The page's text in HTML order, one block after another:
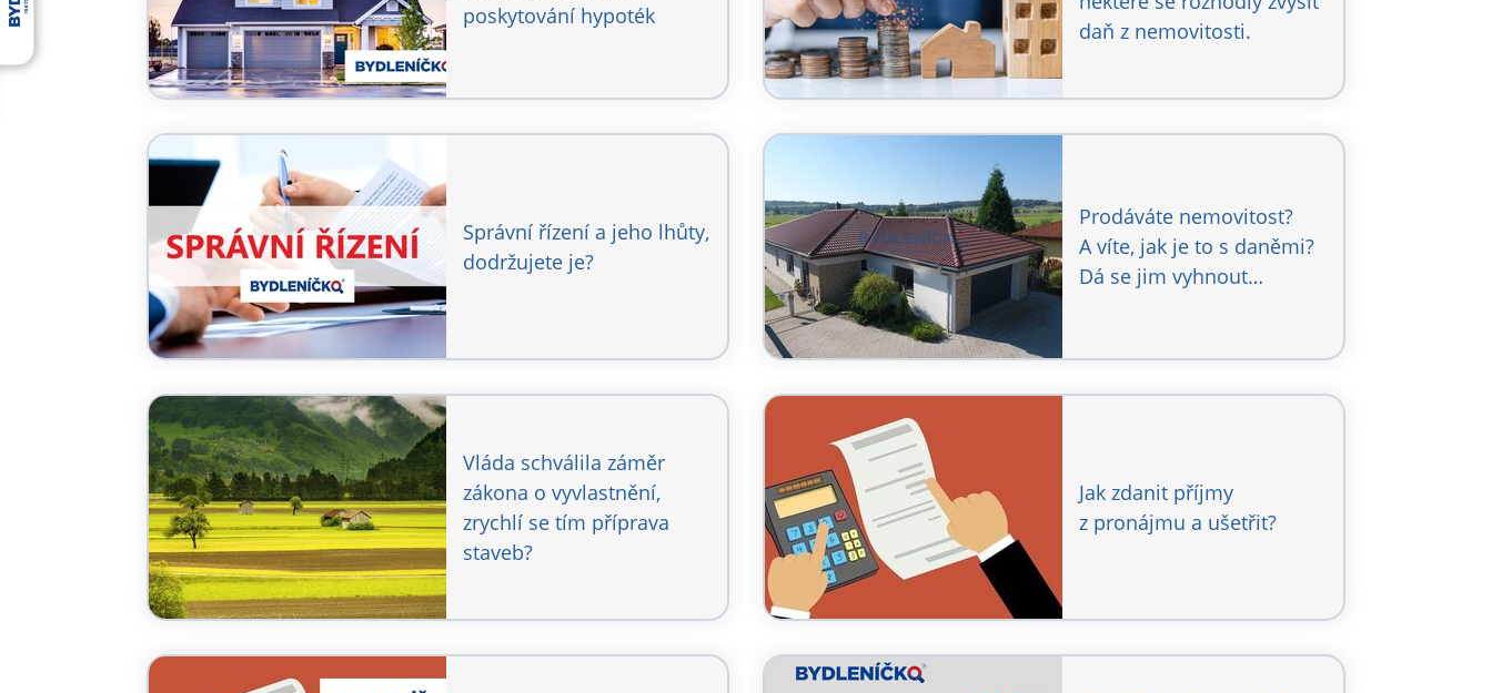
poskytování hypoték
daň z nemovitosti.
Správní řízení a jeho lhůty,
dodržujete je?
Prodáváte nemovitost?
A víte, jak je to s daněmi?
Dá se jim vyhnout…
Vláda schválila záměr
zákona o vyvlastnění,
zrychlí se tím příprava
staveb?
Jak zdanit příjmy
z pronájmu a ušetřit?